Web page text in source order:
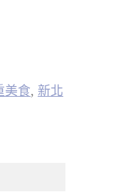
美食, 新北